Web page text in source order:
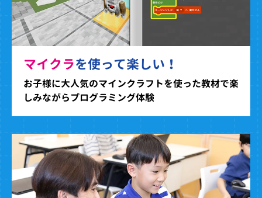
マイクラを使って楽しい！
お子様に大人気のマインクラフトを使った教材で楽
しみながらプログラミング体験